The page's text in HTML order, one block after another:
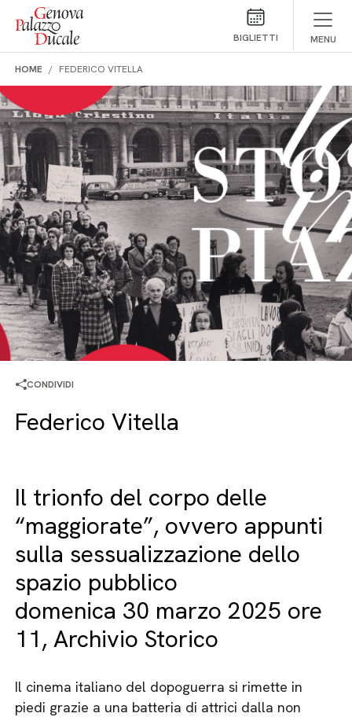
Salta al contenuto
BIGLIETTI MENU
HOME FEDERICO VITELLA
CONDIVIDI
Federico Vitella
Il trionfo del corpo delle
“maggiorate”, ovvero appunti
sulla sessualizzazione dello
spazio pubblico
domenica 30 marzo 2025 ore
11, Archivio Storico
Il cinema italiano del dopoguerra si rimette in
piedi grazie a una batteria di attrici dalla non